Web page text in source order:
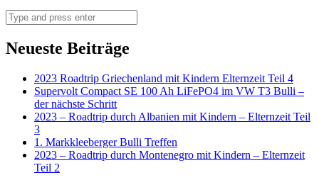
Search
Neueste Beiträge
2023 Roadtrip Griechenland mit Kindern Elternzeit Teil 4
Supervolt Compact SE 100 Ah LiFePO4 im VW T3 Bulli –
der nächste Schritt
2023 – Roadtrip durch Albanien mit Kindern – Elternzeit Teil
3
1. Markkleeberger Bulli Treffen
2023 – Roadtrip durch Montenegro mit Kindern – Elternzeit
Teil 2